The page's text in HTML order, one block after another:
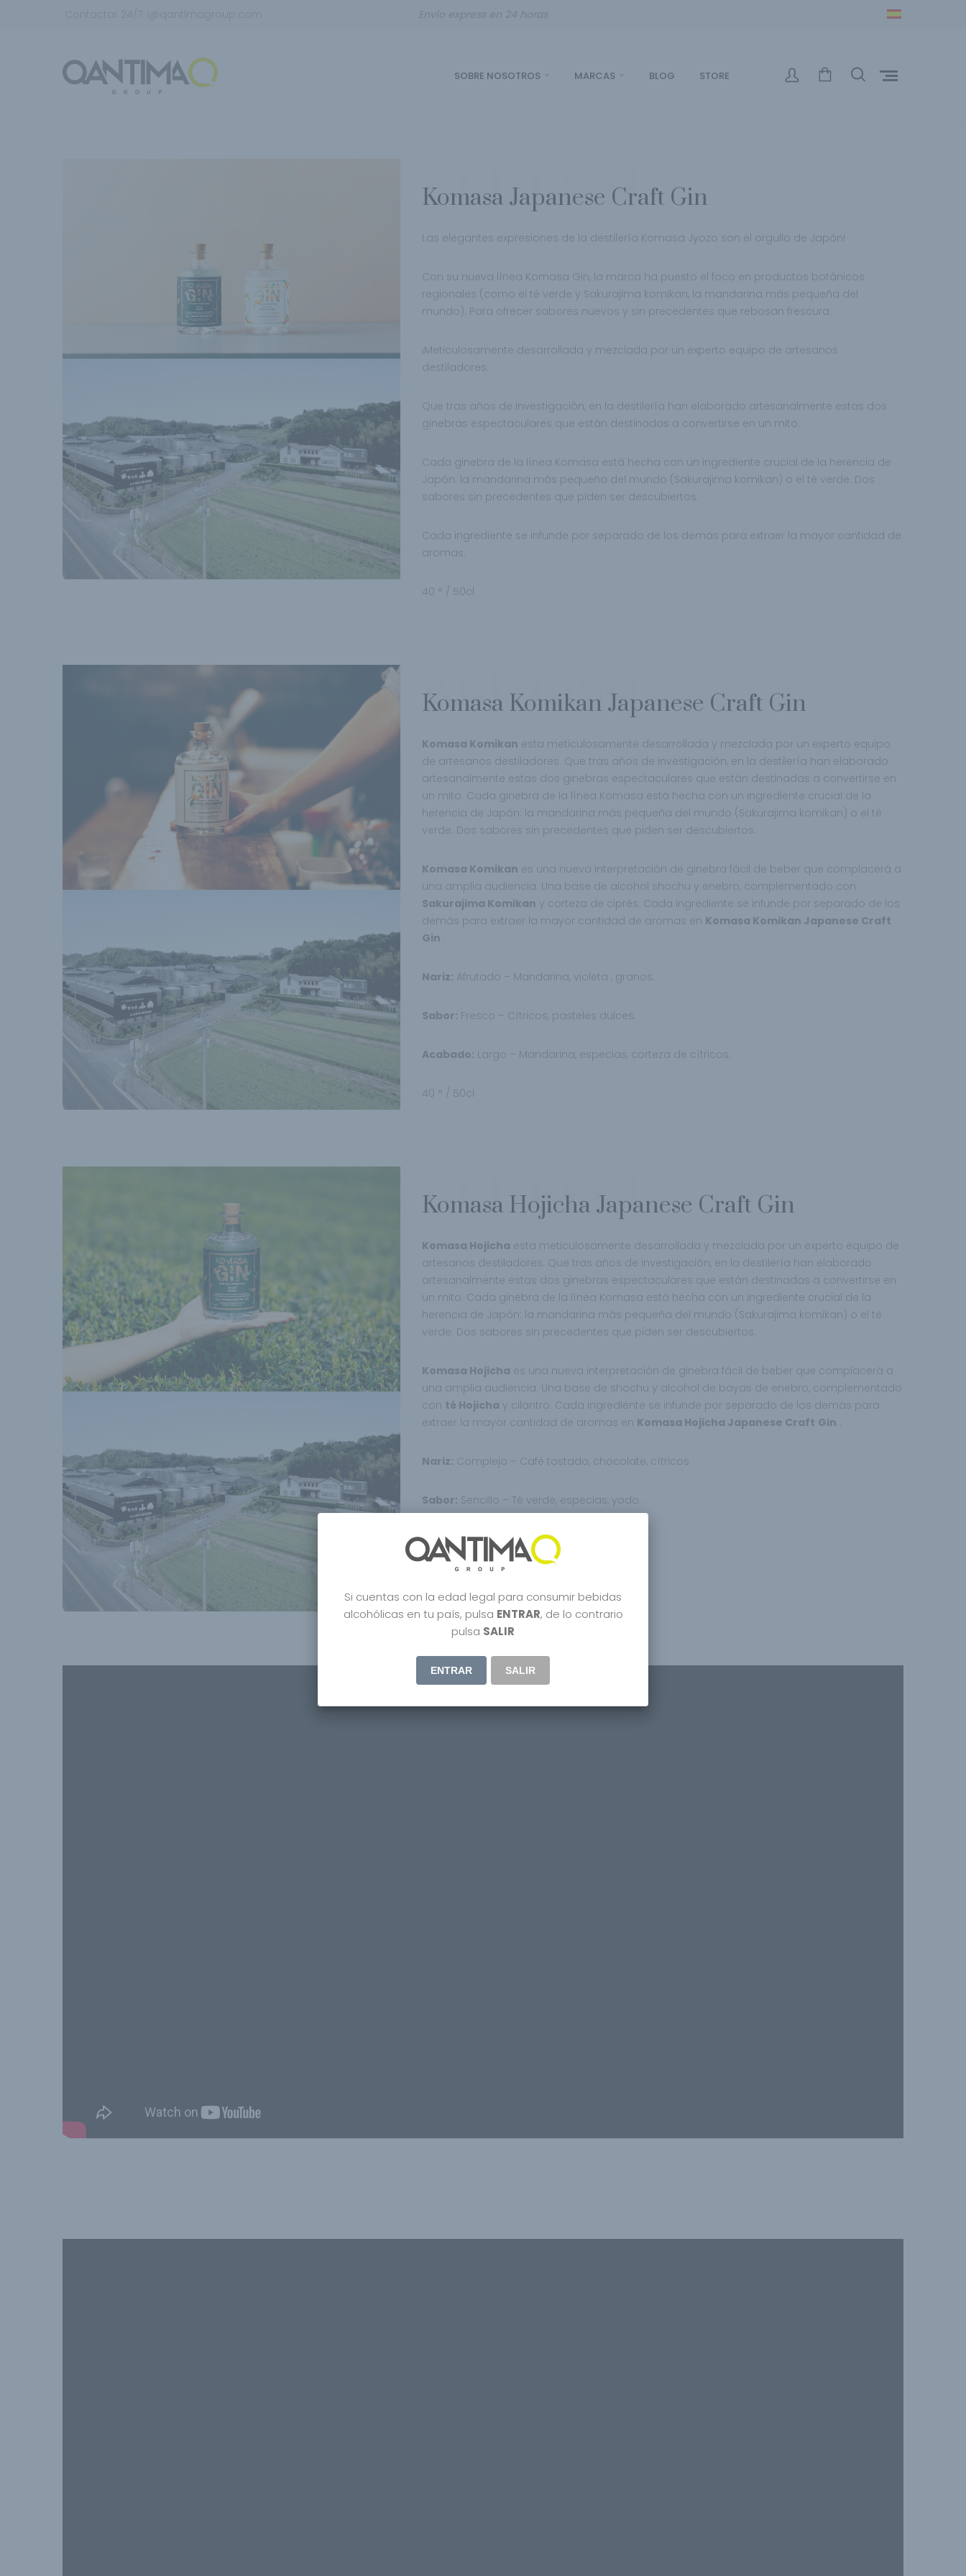
SOBRE NOSOTROS MARCAS BLOG STORE
Komasa
Komasa Japanese Craft Gin
Las elegantes expresiones de la destilería Komasa Jyozo son el orgullo de Japón!
Con su nueva línea Komasa Gin, la marca ha puesto el foco en productos botánicos
regionales (como el té verde y Sakurajima komikan, la mandarina más pequeña del
mundo). Para ofrecer sabores nuevos y sin precedentes que rebosan frescura.
¡Meticulosamente desarrollada y mezclada por un experto equipo de artesanos
destiladores.
Que tras años de investigación, en la destilería han elaborado artesanalmente estas dos
ginebras espectaculares que están destinadas a convertirse en un mito.
Cada ginebra de la línea Komasa está hecha con un ingrediente crucial de la herencia de
Japón: la mandarina más pequeña del mundo (Sakurajima komikan) o el té verde. Dos
sabores sin precedentes que piden ser descubiertos.
Cada ingrediente se infunde por separado de los demás para extraer la mayor cantidad de
aromas.
40 ° / 50cl
Komasa
Komasa Komikan Japanese Craft Gin
Komasa Komikan esta meticulosamente desarrollada y mezclada por un experto equipo
de artesanos destiladores. Que tras años de investigación, en la destilería han elaborado
artesanalmente estas dos ginebras espectaculares que están destinadas a convertirse en
un mito. Cada ginebra de la línea Komasa está hecha con un ingrediente crucial de la
herencia de Japón: la mandarina más pequeña del mundo (Sakurajima komikan) o el té
verde. Dos sabores sin precedentes que piden ser descubiertos.
Komasa Komikan es una nueva interpretación de ginebra fácil de beber que complacerá a
una amplia audiencia. Una base de alcohol shochu y enebro, complementado con
Sakurajima Komikan y corteza de ciprés. Cada ingrediente se infunde por separado de los
demás para extraer la mayor cantidad de aromas en Komasa Komikan Japanese Craft
Gin
Nariz: Afrutado – Mandarina, violeta , granos.
Sabor: Fresco – Cítricos, pasteles dulces.
Acabado: Largo – Mandarina, especias, corteza de cítricos.
40 ° / 50cl
Komasa
Komasa Hojicha Japanese Craft Gin
Komasa Hojicha esta meticulosamente desarrollada y mezclada por un experto equipo de
artesanos destiladores. Que tras años de investigación, en la destilería han elaborado
artesanalmente estas dos ginebras espectaculares que están destinadas a convertirse en
un mito. Cada ginebra de la línea Komasa está hecha con un ingrediente crucial de la
herencia de Japón: la mandarina más pequeña del mundo (Sakurajima komikan) o el té
verde. Dos sabores sin precedentes que piden ser descubiertos.
Komasa Hojicha es una nueva interpretación de ginebra fácil de beber que complacerá a
una amplia audiencia. Una base de shochu y alcohol de bayas de enebro, complementado
con té Hojicha y cilantro. Cada ingrediente se infunde por separado de los demás para
extraer la mayor cantidad de aromas en Komasa Hojicha Japanese Craft Gin
Nariz: Complejo – Café tostado, chocolate, cítricos.
Sabor: Sencillo – Té verde, especias, yodo.
Acabado:Largo – violeta, yodo, especias.
Si cuentas con la edad legal para consumir bebidas
alcohólicas en tu país, pulsa ENTRAR, de lo contrario
pulsa SALIR
ENTRAR SALIR